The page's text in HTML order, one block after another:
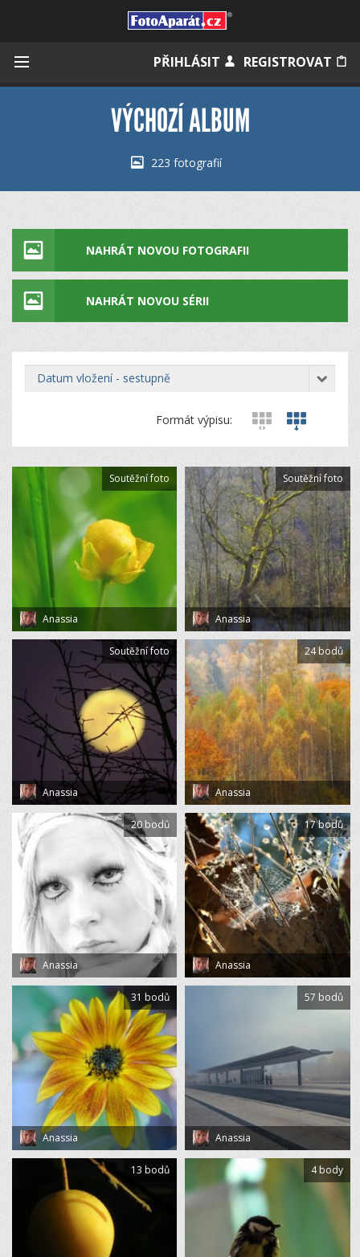
PŘIHLÁSIT REGISTROVAT
Měli jste účet na starém webu?
VÝCHOZÍ ALBUM
223 fotografií
NAHRÁT NOVOU FOTOGRAFII
NAHRÁT NOVOU SÉRII
datum vložení - sestupně
Formát výpisu:
Anassia
Soutěžní foto
Anassia
Soutěžní foto
Anassia
Soutěžní foto
Anassia
24 bodů
Anassia
20 bodů
Anassia
17 bodů
Anassia
31 bodů
Anassia
57 bodů
13 bodů 4 body